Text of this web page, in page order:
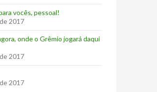
vocês, pessoal!
2017
onde o Grêmio jogará daqui
2017
2017